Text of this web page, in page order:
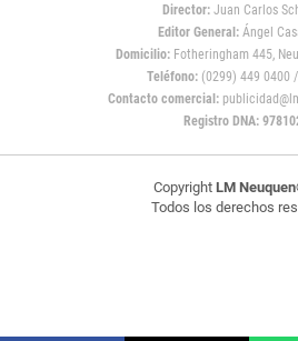
Director: Juan Carlos
Editor General:Ángel
Domicilio:Fotheringham 445,
Teléfono: (0299) 449 0400
Contacto comercial:
Registro DNA:
Copyright LM Neuquen
Todos los derechos